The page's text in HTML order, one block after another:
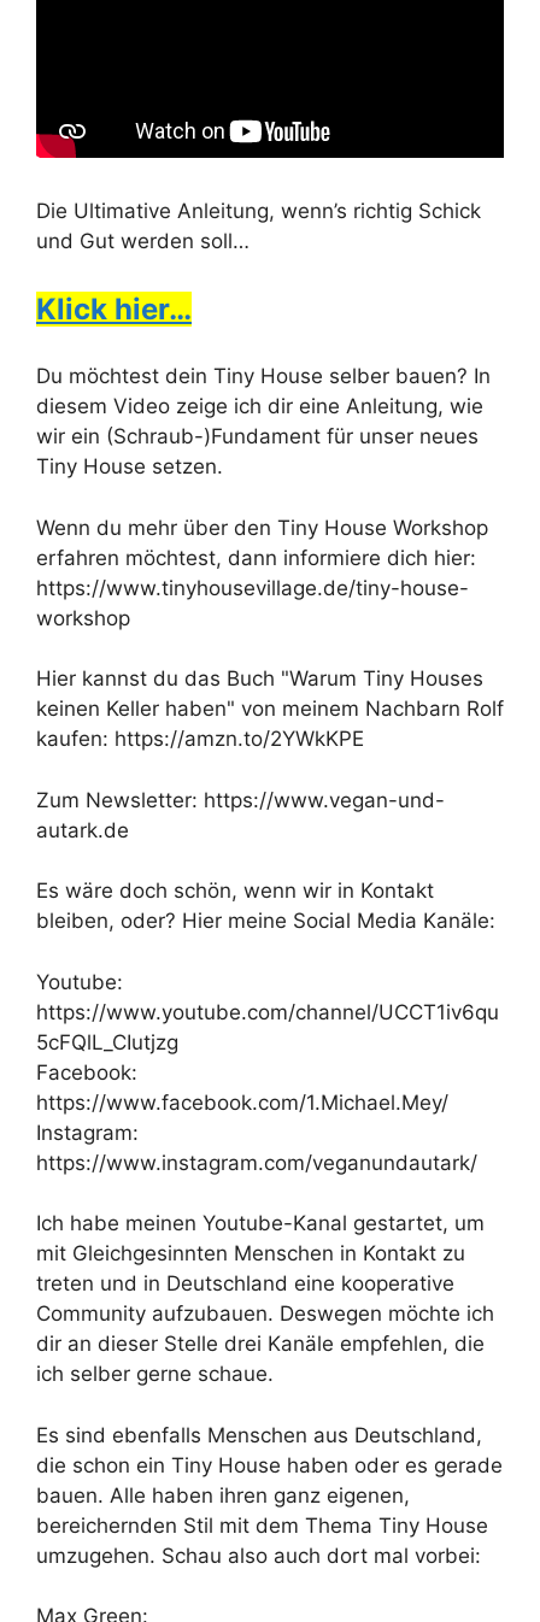
Die Ultimative Anleitung, wenn’s richtig Schick
und Gut werden soll…
Klick hier…
Du möchtest dein Tiny House selber bauen? In
diesem Video zeige ich dir eine Anleitung, wie
wir ein (Schraub-)Fundament für unser neues
Tiny House setzen.
Wenn du mehr über den Tiny House Workshop
erfahren möchtest, dann informiere dich hier:
https://www.tinyhousevillage.de/tiny-house-
workshop
Hier kannst du das Buch "Warum Tiny Houses
keinen Keller haben" von meinem Nachbarn Rolf
kaufen: https://amzn.to/2YWkKPE
Zum Newsletter: https://www.vegan-und-
autark.de
Es wäre doch schön, wenn wir in Kontakt
bleiben, oder? Hier meine Social Media Kanäle:
Youtube:
https://www.youtube.com/channel/UCCT1iv6qu
5cFQlL_CIutjzg
Facebook:
https://www.facebook.com/1.Michael.Mey/
Instagram:
https://www.instagram.com/veganundautark/
Ich habe meinen Youtube-Kanal gestartet, um
mit Gleichgesinnten Menschen in Kontakt zu
treten und in Deutschland eine kooperative
Community aufzubauen. Deswegen möchte ich
dir an dieser Stelle drei Kanäle empfehlen, die
ich selber gerne schaue.
Es sind ebenfalls Menschen aus Deutschland,
die schon ein Tiny House haben oder es gerade
bauen. Alle haben ihren ganz eigenen,
bereichernden Stil mit dem Thema Tiny House
umzugehen. Schau also auch dort mal vorbei:
Max Green: